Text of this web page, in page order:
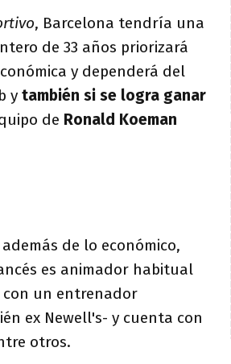
, Barcelona tendría una
de 33 años priorizará
y dependerá del
y también si se logra ganar
de Ronald Koeman
de lo económico,
es animador habitual
con un entrenador
ex Newell's- y cuenta con
otros.